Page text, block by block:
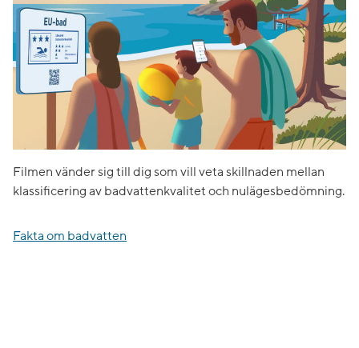
Filmen vänder sig till dig som vill veta skillnaden mellan
klassificering av badvattenkvalitet och nulägesbedömning.
Fakta om badvatten